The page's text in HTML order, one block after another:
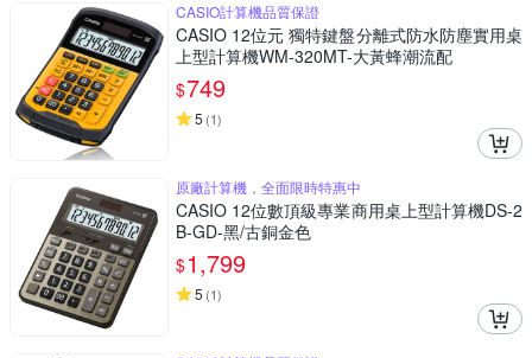
CASIO計算機品質保證
CASIO 12位元 獨特鍵盤分離式防水防塵實用桌
上型計算機WM-320MT-大黃蜂潮流配
$749
5 (1)
原廠計算機，全面限時特惠中
CASIO 12位數頂級專業商用桌上型計算機DS-2
B-GD-黑/古銅金色
$1,799
5 (1)